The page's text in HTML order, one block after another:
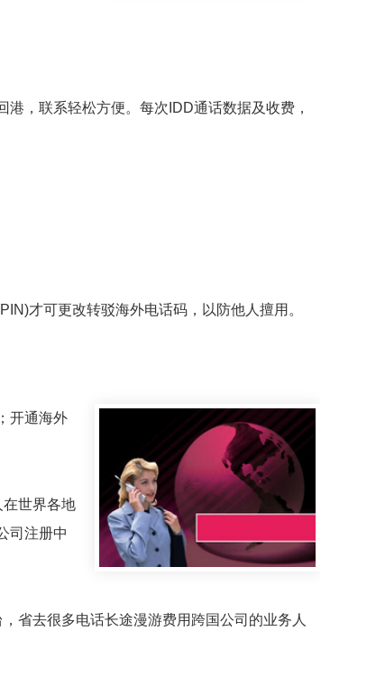
，联系轻松方便。每次IDD通话数据及收费，
才可更改转驳海外电话码，以防他人擅用。
开通海外
世界各地
司注册中
省去很多电话长途漫游费用跨国公司的业务人